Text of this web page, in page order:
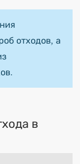
отходов, а
в